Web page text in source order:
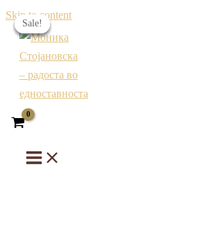
Skip to content
Sale!
Sale!
Sale!
Sale!